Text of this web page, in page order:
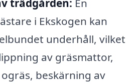
trädgården: En
i Ekskogen kan
underhåll, vilket
av gräsmattor,
beskärning av